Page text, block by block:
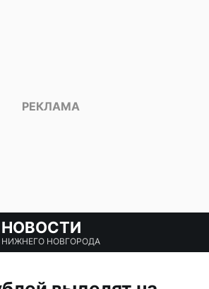
НОВОСТИ
НИЖНЕГО НОВГОРОДА